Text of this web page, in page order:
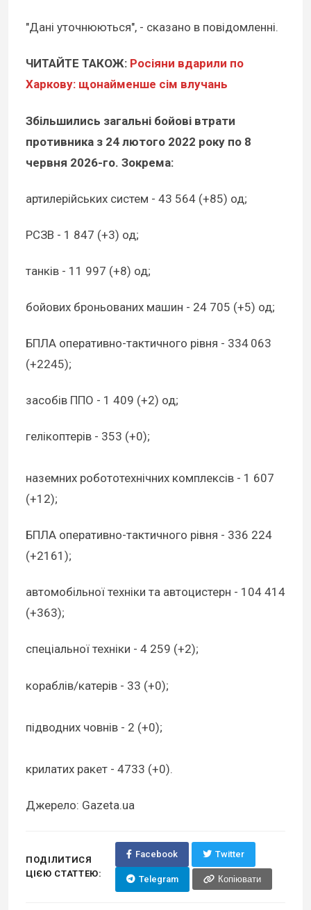
"Дані уточнюються", - сказано в повідомленні.
ЧИТАЙТЕ ТАКОЖ: Росіяни вдарили по
Харкову: щонайменше сім влучань
Збільшились загальні бойові втрати
противника з 24 лютого 2022 року по 8
червня 2026-го. Зокрема:
артилерійських систем - 43 564 (+85) од;
РСЗВ - 1 847 (+3) од;
танків - 11 997 (+8) од;
бойових броньованих машин - 24 705 (+5) од;
БПЛА оперативно-тактичного рівня - 334 063
(+2245);
засобів ППО - 1 409 (+2) од;
гелікоптерів - 353 (+0);
наземних робототехнічних комплексів - 1 607
(+12);
БПЛА оперативно-тактичного рівня - 336 224
(+2161);
автомобільної техніки та автоцистерн - 104 414
(+363);
спеціальної техніки - 4 259 (+2);
кораблів/катерів - 33 (+0);
підводних човнів - 2 (+0);
крилатих ракет - 4733 (+0).
Джерело: Gazeta.ua
ПОДІЛИТИСЯ
ЦІЄЮ СТАТТЕЮ:
Facebook Twitter
Telegram Копіювати